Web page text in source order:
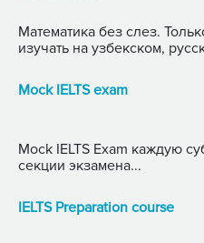
Математика без слез.
изучать на узбекском,
Mock IELTS exam
Mock IELTS Exam каждую
секции экзамена...
IELTS Preparation course